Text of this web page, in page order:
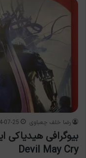
رضا خلف چعباوی 07-25
بیوگرافی هیدیاکی
Devil May Cry